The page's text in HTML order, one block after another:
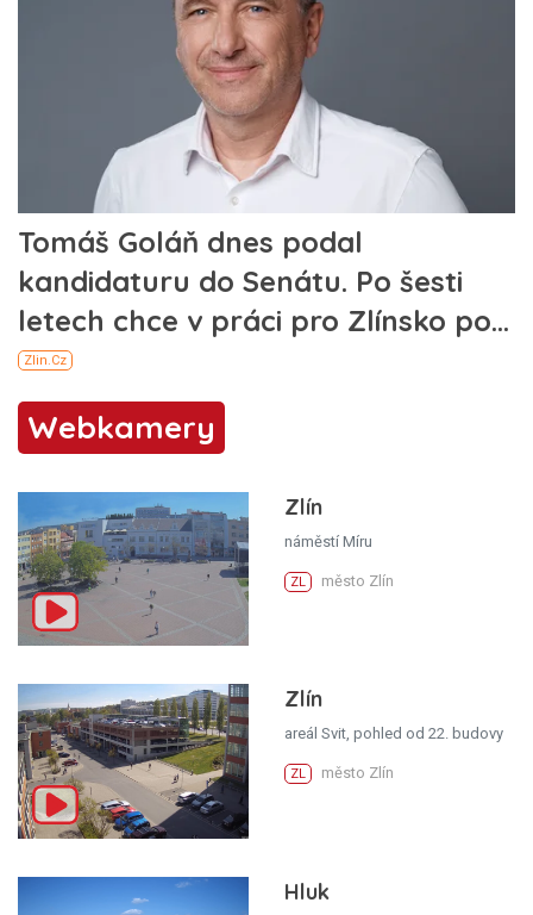
Webkamery
Zlín
náměstí Míru
ZL město Zlín
Zlín
areál Svit, pohled od 22. budovy
ZL město Zlín
Hluk